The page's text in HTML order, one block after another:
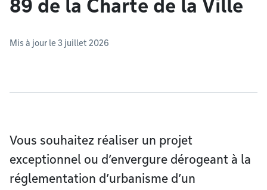
89 de la Charte de la Ville
Mis à jour le 3 juillet 2026
Vous souhaitez réaliser un projet
exceptionnel ou d’envergure dérogeant à la
réglementation d’urbanisme d’un